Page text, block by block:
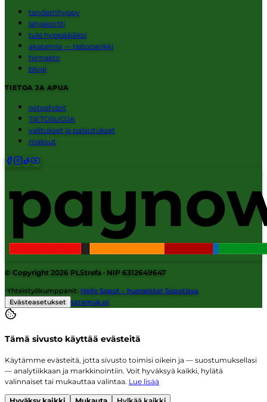
tandemhyppy
lahjakortti
tule hyppääjäksi
akatemia — tietopankki
hinnasto
blogi
TIETOA JA APUA
ostoehdot
TIETOSUOJA
valitukset ja palautukset
maksut
© Copyright 2026 PLStrefa · NIP 6312649647
·Yhteistyökumppanit: Hello Sopot – huoneistot Sopotissa
Evästeasetukset szramuk.pl
Tämä sivusto käyttää evästeitä
Käytämme evästeitä, jotta sivusto toimisi oikein ja — suostumuksellasi
— analytiikkaan ja markkinointiin. Voit hyväksyä kaikki, hylätä
valinnaiset tai mukauttaa valintaa. Lue lisää